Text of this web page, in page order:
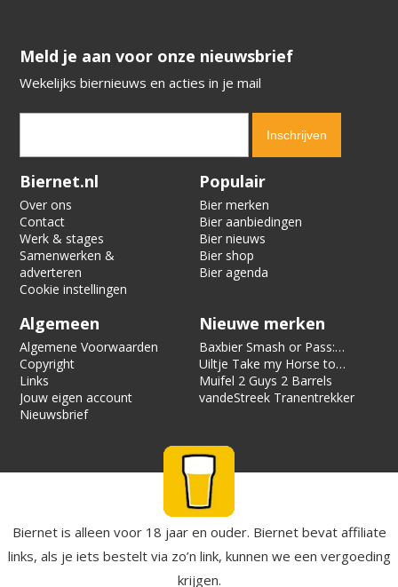
​​​​​​​Meld je aan voor onze nieuwsbrief
Wekelijks biernieuws en acties in je mail
Verification code:
Biernet.nl
Over ons
Contact
Werk & stages
Samenwerken &
adverteren
Cookie instellingen
Populair
Bier merken
Bier aanbiedingen
Bier nieuws
Bier shop
Bier agenda
Algemeen
Algemene Voorwaarden
Copyright
Links
Jouw eigen account
Nieuwsbrief
Nieuwe merken
Baxbier Smash or Pass:
Strata
Uiltje Take my Horse to
the Hotel Room
Muifel 2 Guys 2 Barrels
vandeStreek Tranentrekker
Biernet is alleen voor 18 jaar en ouder. Biernet bevat affiliate
links, als je iets bestelt via zo’n link, kunnen we een vergoeding
krijgen.